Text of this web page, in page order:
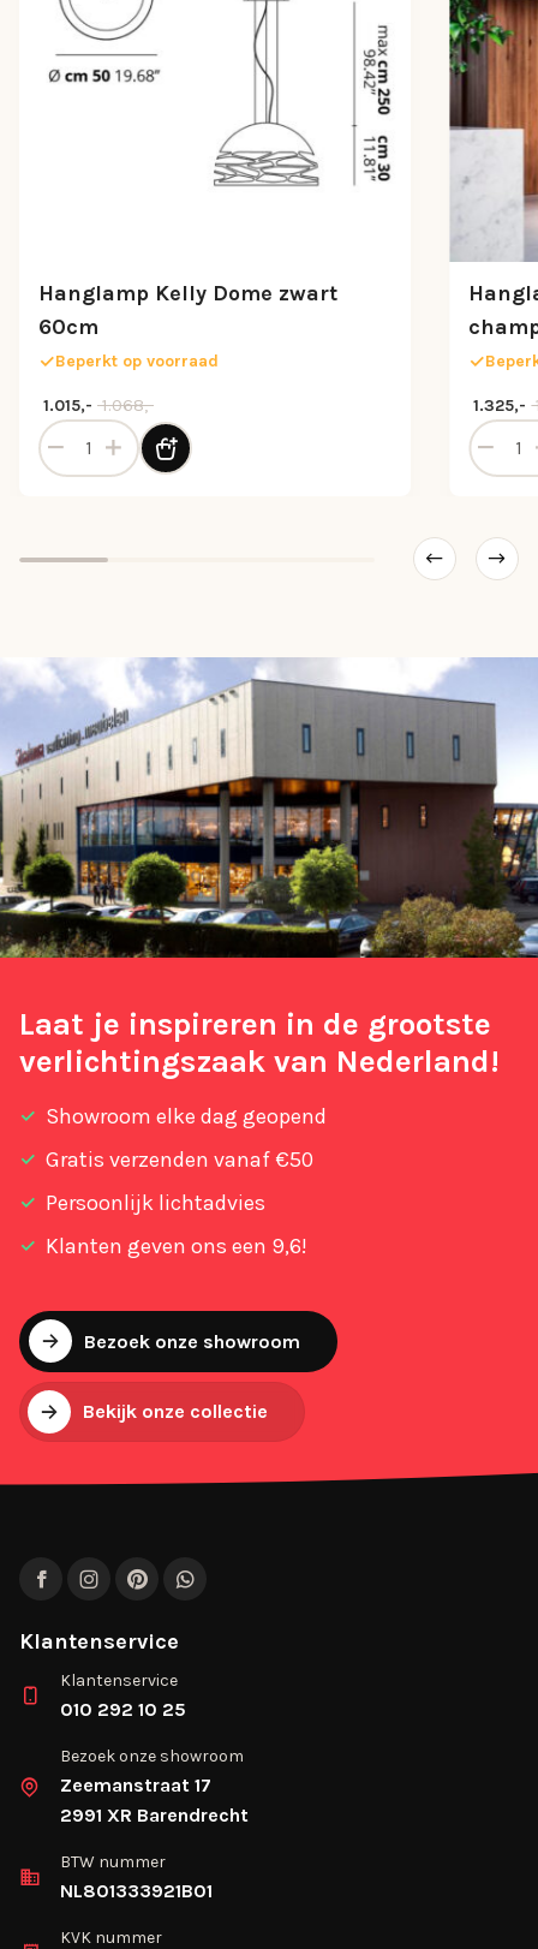
Hanglamp Kelly Dome zwart
60cm
Beperkt op voorraad
1.068,-
Oorspronkelijke prijs was: 1.068,-.
1.015,-
Huidige prijs is: 1.015,-.
Hanglamp Kelly Dome zwart 60cm aantal
1.325,-
Laat je inspireren in de grootste
verlichtingszaak van Nederland!
Showroom elke dag geopend
Gratis verzenden vanaf €50
Persoonlijk lichtadvies
Klanten geven ons een 9,6!
Bezoek onze showroom
Bekijk onze collectie
FacebookInstagram
PinterestWhatsApp
Klantenservice
Klantenservice
010 292 10 25
Bezoek onze showroom
Zeemanstraat 17
2991 XR Barendrecht
BTW nummer
NL801333921B01
KVK nummer